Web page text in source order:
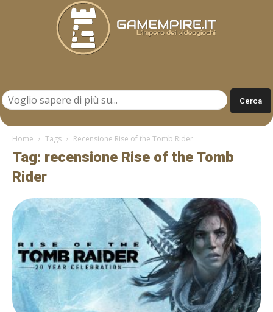
Home Tags Recensione Rise of the Tomb Rider
Tag: recensione Rise of the Tomb
Rider